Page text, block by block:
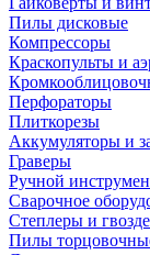
Пилы дисковые
Компрессоры
Краскопульты и
Перфораторы
Плиткорезы
Аккумуляторы и
Граверы
Ручной
Сварочное
Степлеры и
Пилы